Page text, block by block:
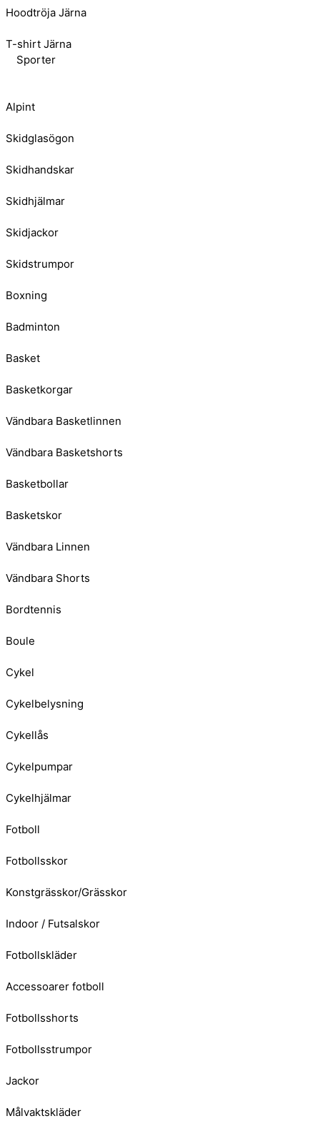
Hoodtröja Järna
T-shirt Järna
Sporter
Alpint
Skidglasögon
Skidhandskar
Skidhjälmar
Skidjackor
Skidstrumpor
Boxning
Badminton
Basket
Basketkorgar
Vändbara Basketlinnen
Vändbara Basketshorts
Basketbollar
Basketskor
Vändbara Linnen
Vändbara Shorts
Bordtennis
Boule
Cykel
Cykelbelysning
Cykellås
Cykelpumpar
Cykelhjälmar
Fotboll
Fotbollsskor
Konstgrässkor/Grässkor
Indoor / Futsalskor
Fotbollskläder
Accessoarer fotboll
Fotbollsshorts
Fotbollsstrumpor
Jackor
Målvaktskläder